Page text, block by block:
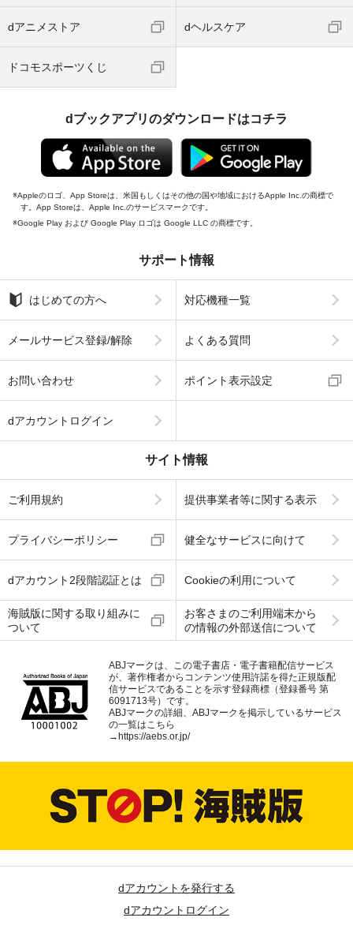
dアニメストア dヘルスケア
ドコモスポーツくじ
dブックアプリのダウンロードはコチラ
Appleのロゴ、App Storeは、米国もしくはその他の国や地域におけるApple Inc.の商標で
す。App Storeは、Apple Inc.のサービスマークです。
Google Play および Google Play ロゴは Google LLC の商標です。
サポート情報
はじめての方へ 対応機種一覧
メールサービス登録/解除 よくある質問
お問い合わせ ポイント表示設定
dアカウントログイン
サイト情報
ご利用規約 提供事業者等に関する表示
プライバシーポリシー 健全なサービスに向けて
dアカウント2段階認証とは Cookieの利用について
海賊版に関する取り組みに
ついて
お客さまのご利用端末から
の情報の外部送信について
ABJマークは、この電子書店・電子書籍配信サービス
が、著作権者からコンテンツ使用許諾を得た正規版配
信サービスであることを示す登録商標（登録番号 第
6091713号）です。
ABJマークの詳細、ABJマークを掲示しているサービス
の一覧はこちら
→ https://aebs.or.jp/
dアカウントを発行する
dアカウントログイン